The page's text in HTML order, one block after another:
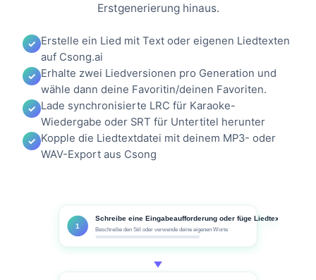
Erstgenerierung hinaus.
Erstelle ein Lied mit Text oder eigenen Liedtexten
auf Csong.ai
Erhalte zwei Liedversionen pro Generation und
wähle dann deine Favoritin/deinen Favoriten.
Lade synchronisierte LRC für Karaoke-
Wiedergabe oder SRT für Untertitel herunter
Kopple die Liedtextdatei mit deinem MP3- oder
WAV-Export aus Csong
1
Schreibe eine Eingabeaufforderung oder füge Liedtexte ein
Beschreibe den Stil oder verwende deine eigenen Worte